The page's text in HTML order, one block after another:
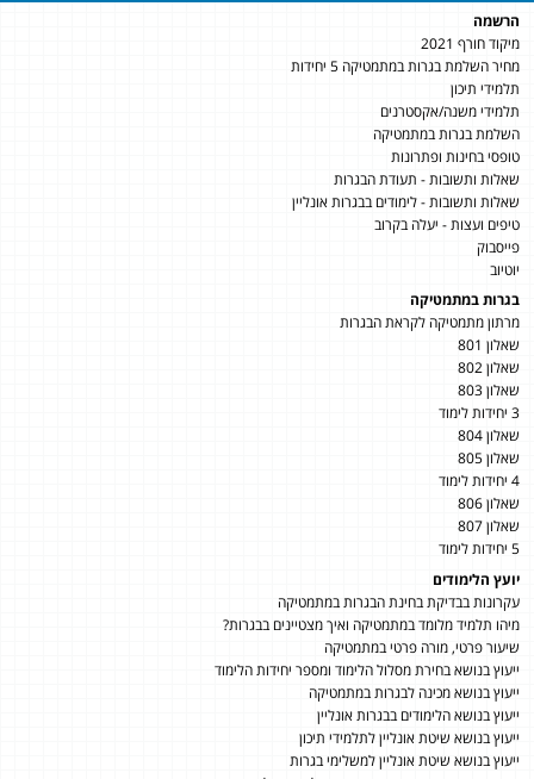
הרשמה
מיקוד חורף 2021
מחיר השלמת בגרות במתמטיקה 5 יחידות
תלמידי תיכון
תלמידי משנה/אקסטרנים
השלמת בגרות במתמטיקה
טופסי בחינות ופתרונות
שאלות ותשובות - תעודת הבגרות
שאלות ותשובות - לימודים בבגרות אונליין
טיפים ועצות - יעלה בקרוב
פייסבוק
יוטיוב
בגרות במתמטיקה
מרתון מתמטיקה לקראת הבגרות
שאלון 801
שאלון 802
שאלון 803
3 יחידות לימוד
שאלון 804
שאלון 805
4 יחידות לימוד
שאלון 806
שאלון 807
5 יחידות לימוד
יועץ הלימודים
עקרונות בבדיקת בחינת הבגרות במתמטיקה
מיהו תלמיד מלומד במתמטיקה ואיך מצטיינים בבגרות?
שיעור פרטי, מורה פרטי במתמטיקה
ייעוץ בנושא בחירת מסלול הלימוד ומספר יחידות הלימוד
ייעוץ בנושא מכינה לבגרות במתמטיקה
ייעוץ בנושא הלימודים בבגרות אונליין
ייעוץ בנושא שיטת אונליין לתלמידי תיכון
ייעוץ בנושא שיטת אונליין למשלימי בגרות